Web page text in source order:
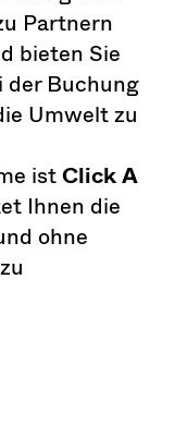
Partnern
bieten Sie
der Buchung
Umwelt zu
istClick A
Ihnen die
ohne